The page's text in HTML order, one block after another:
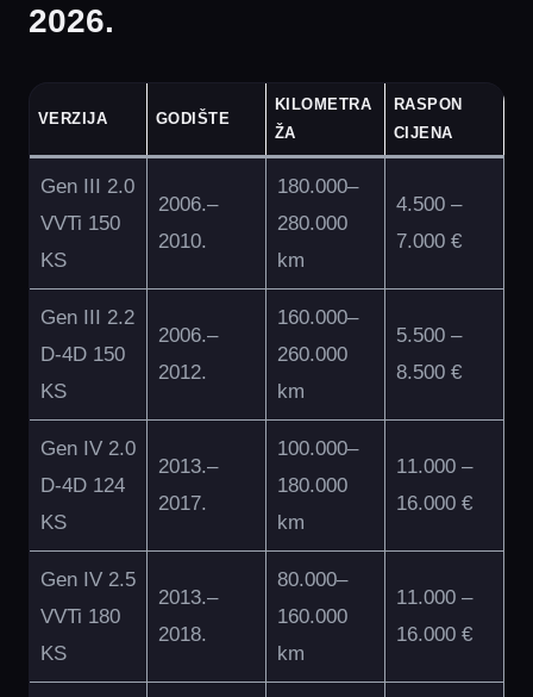
2026.
VERZIJA GODIŠTE
KILOMETRA
ŽA
RASPON
CIJENA
Gen III 2.0
VVTi 150
KS
2006.–
2010.
180.000–
280.000
km
4.500 –
7.000 €
Gen III 2.2
D-4D 150
KS
2006.–
2012.
160.000–
260.000
km
5.500 –
8.500 €
Gen IV 2.0
D-4D 124
KS
2013.–
2017.
100.000–
180.000
km
11.000 –
16.000 €
Gen IV 2.5
VVTi 180
KS
2013.–
2018.
80.000–
160.000
km
11.000 –
16.000 €